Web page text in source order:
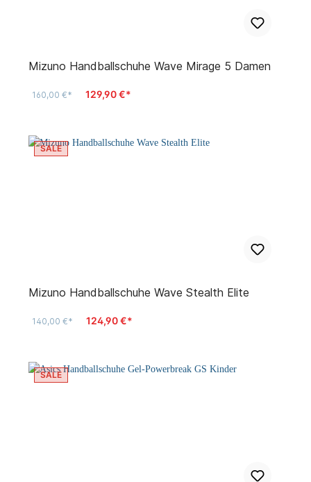
Mizuno Handballschuhe Wave Mirage 5 Damen
160,00 €* 129,90 €*
SALE
Mizuno Handballschuhe Wave Stealth Elite
140,00 €* 124,90 €*
SALE